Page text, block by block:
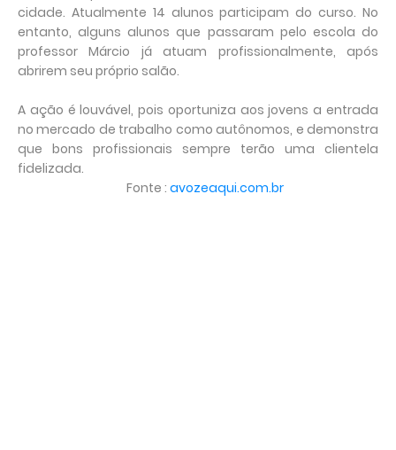
cidade. Atualmente 14 alunos participam do curso. No
entanto, alguns alunos que passaram pelo escola do
professor Márcio já atuam profissionalmente, após
abrirem seu próprio salão.
A ação é louvável, pois oportuniza aos jovens a entrada
no mercado de trabalho como autônomos, e demonstra
que bons profissionais sempre terão uma clientela
fidelizada.
Fonte : avozeaqui.com.br